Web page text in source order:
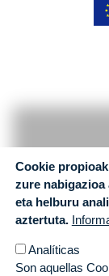
Cookie
zure
eta helburu
aztertuta.
Analíticas
Son aquellas